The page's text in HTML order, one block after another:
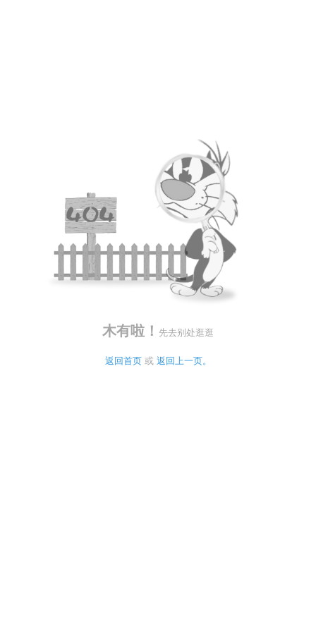
木有啦！ 先去别处逛逛
返回首页 或 返回上一页。